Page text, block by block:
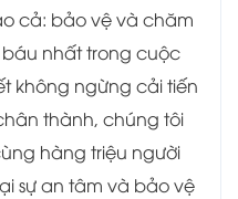
cả: bảo vệ và chăm
nhất trong cuộc
không ngừng cải tiến
thành, chúng tôi
hàng triệu người
sự an tâm và bảo vệ